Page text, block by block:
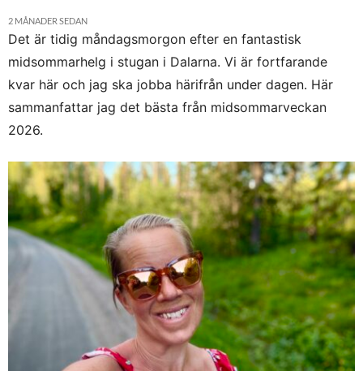
2 MÅNADER SEDAN
Det är tidig måndagsmorgon efter en fantastisk
midsommarhelg i stugan i Dalarna. Vi är fortfarande
kvar här och jag ska jobba härifrån under dagen. Här
sammanfattar jag det bästa från midsommarveckan
2026.